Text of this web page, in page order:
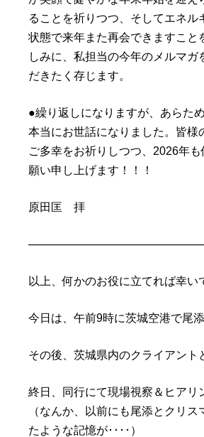
ることを祈りつつ、そしてエネル
状態で来年また再会できますこと
しみに、私担当の今年のメルマガ
だきたく存じます。
●繰り返しになりますが、あらた
本当にお世話になりました。皆様
ご多幸をお祈りしつつ、2026年
願い申し上げます！！！
原田匡 拝
以上、何かのお役に立てれば幸い
今日は、午前9時に茨城空港で尾添
その後、茨城県内のクライアント
終日、同行にて現場視察＆ヒアリ
（なんか、以前にも尾添とクリス
たような記憶が････）